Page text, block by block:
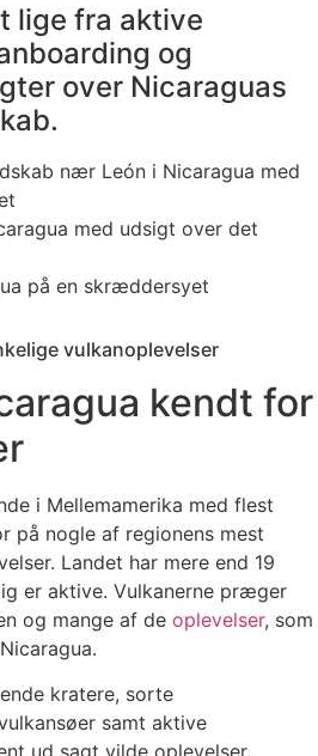
lige fra aktive
og
over Nicaraguas
vulkanoplevelser
kendt for
i Mellemamerika med flest
på nogle af regionens mest
Landet har mere end 19
er aktive. Vulkanerne præger
og mange af de oplevelser, som
kratere, sorte
samt aktive
ud sagt vilde oplevelser.